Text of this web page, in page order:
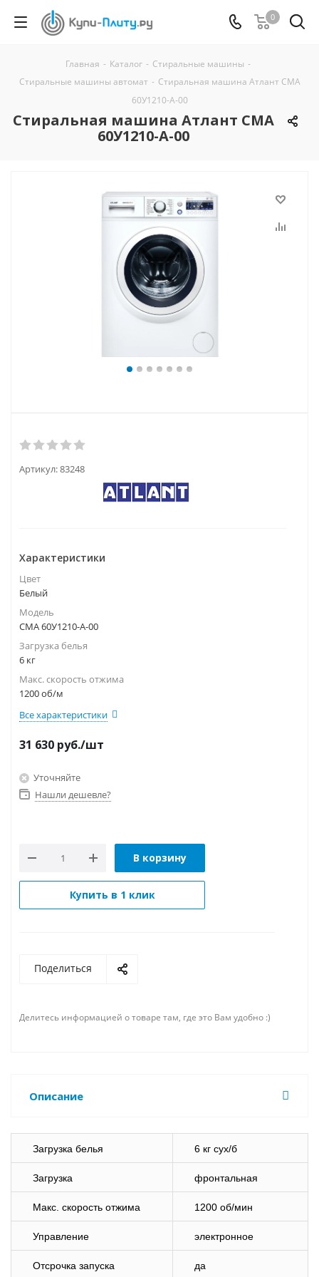
0
Главная - Каталог - Стиральные машины -
Стиральные машины автомат - Стиральная машина Атлант СМА
60У1210-А-00
Стиральная машина Атлант СМА
60У1210-А-00
Артикул:83248
Характеристики
Цвет
Белый
Модель
СМА 60У1210-А-00
Загрузка белья
6 кг
Макс. скорость отжима
1200 об/м
Все характеристики
31 630 руб./шт
Уточняйте
Нашли дешевле?
В корзину
Купить в 1 клик
Поделиться
Делитесь информацией о товаре там, где это Вам удобно :)
Описание
Загрузка белья 6 кг сух/б
Загрузка фронтальная
Макс. скорость отжима 1200 об/мин
Управление электронное
Отсрочка запуска да